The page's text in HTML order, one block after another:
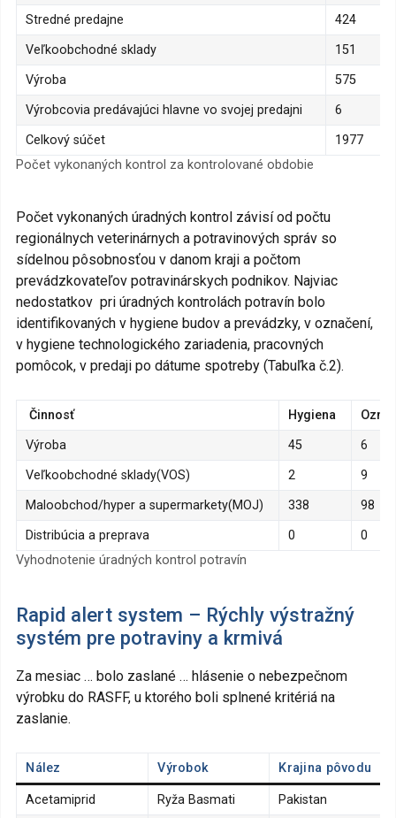
Stredné predajne
424
Veľkoobchodné sklady
151
Výroba
575
Výrobcovia predávajúci hlavne vo svojej predajni
6
Celkový súčet
1977
Počet vykonaných kontrol za kontrolované obdobie
Počet vykonaných úradných kontrol závisí od počtu
regionálnych veterinárnych a potravinových správ so
sídelnou pôsobnosťou v danom kraji a počtom
prevádzkovateľov potravinárskych podnikov. Najviac
nedostatkov pri úradných kontrolách potravín bolo
identifikovaných v hygiene budov a prevádzky, v označení,
v hygiene technologického zariadenia, pracovných
pomôcok, v predaji po dátume spotreby (Tabuľka č.2).
Činnosť Hygiena
Výroba
45
6
Veľkoobchodné sklady(VOS)
2
9
Maloobchod/hyper a supermarkety(MOJ)
338
98
Distribúcia a preprava
0
0
Vyhodnotenie úradných kontrol potravín
Rapid alert system – Rýchly výstražný
systém pre potraviny a krmivá
Za mesiac … bolo zaslané … hlásenie o nebezpečnom
výrobku do RASFF, u ktorého boli splnené kritériá na
zaslanie.
Nález Výrobok Krajina pôvodu
Acetamiprid Ryža Basmati
Pakistan